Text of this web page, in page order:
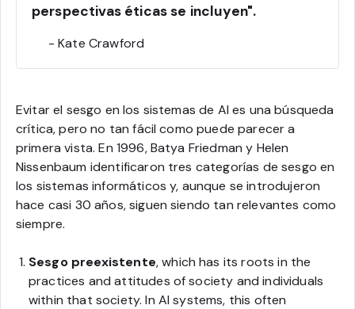
perspectivas éticas se incluyen".
- Kate Crawford
Evitar el sesgo en los sistemas de AI es una búsqueda
crítica, pero no tan fácil como puede parecer a
primera vista. En 1996, Batya Friedman y Helen
Nissenbaum identificaron tres categorías de sesgo en
los sistemas informáticos y, aunque se introdujeron
hace casi 30 años, siguen siendo tan relevantes como
siempre.
Sesgo preexistente, which has its roots in the
practices and attitudes of society and individuals
within that society. In AI systems, this often